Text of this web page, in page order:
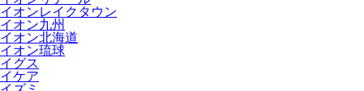
イオンレイクタウン
イオン九州
イオン北海道
イオン琉球
イグス
イケア